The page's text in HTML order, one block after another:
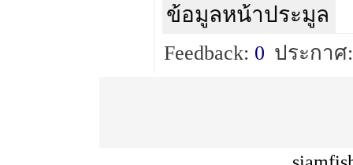
ข้อมูลหน้าประมูล
Feedback: 0 ประกาศ